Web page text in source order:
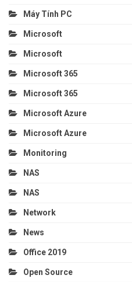
Máy Tính PC
Microsoft
Microsoft
Microsoft 365
Microsoft 365
Microsoft Azure
Microsoft Azure
Monitoring
NAS
NAS
Network
News
Office 2019
Open Source